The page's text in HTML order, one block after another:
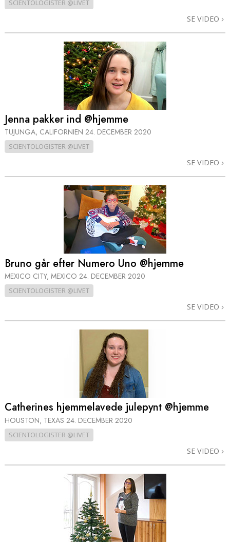
SCIENTOLOGISTER @LIVET
SE VIDEO
Jenna pakker ind @hjemme
TUJUNGA, CALIFORNIEN 24. DECEMBER 2020
SCIENTOLOGISTER @LIVET
SE VIDEO
Bruno går efter Numero Uno @hjemme
MEXICO CITY, MEXICO 24. DECEMBER 2020
SCIENTOLOGISTER @LIVET
SE VIDEO
Catherines hjemmelavede julepynt @hjemme
HOUSTON, TEXAS 24. DECEMBER 2020
SCIENTOLOGISTER @LIVET
SE VIDEO